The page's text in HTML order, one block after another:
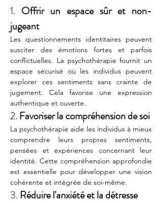
1. Offrir un espace sûr et non-
jugeant
Les questionnements identitaires peuvent
susciter des émotions fortes et parfois
conflictuelles. La psychothérapie fournit un
espace sécurisé où les individus peuvent
explorer ces sentiments sans crainte de
jugement. Cela favorise une expression
authentique et ouverte.
2. Favoriser la compréhension de soi
La psychothérapie aide les individus à mieux
comprendre leurs propres sentiments,
pensées et expériences concernant leur
identité. Cette compréhension approfondie
est essentielle pour développer une vision
cohérente et intégrée de soi-même.
3. Réduire l'anxiété et la détresse